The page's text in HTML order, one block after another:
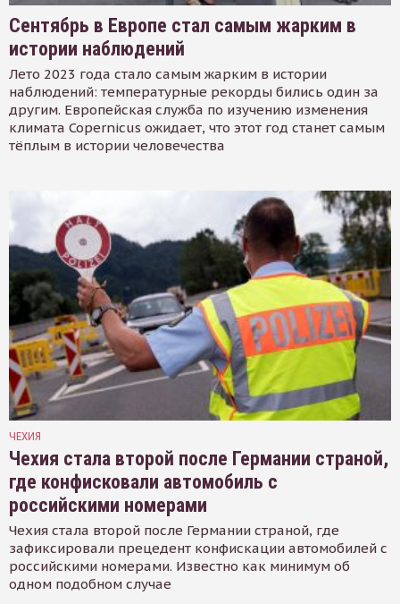
Сентябрь в Европе стал самым жарким в
истории наблюдений
Лето 2023 года стало самым жарким в истории
наблюдений: температурные рекорды бились один за
другим. Европейская служба по изучению изменения
климата Copernicus ожидает, что этот год станет самым
тёплым в истории человечества
ЧЕХИЯ
Чехия стала второй после Германии страной,
где конфисковали автомобиль с
российскими номерами
Чехия стала второй после Германии страной, где
зафиксировали прецедент конфискации автомобилей с
российскими номерами. Известно как минимум об
одном подобном случае